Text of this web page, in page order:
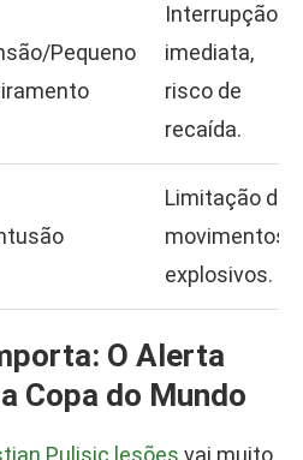
Pequeno
Interrupção
imediata,
risco de
recaída.
Limitação de
movimentos
explosivos.
O Alerta
Copa do Mundo
Pulisic lesões vai muito